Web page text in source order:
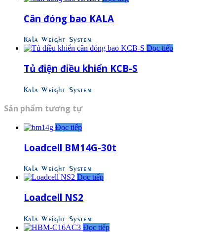
Cân đóng bao KALA
Kala Weight System
Đọc tiếp
Tủ điện điều khiển KCB-S
Kala Weight System
Sản phẩm tương tự
Đọc tiếp
Loadcell BM14G-30t
Kala Weight System
Đọc tiếp
Loadcell NS2
Kala Weight System
Đọc tiếp